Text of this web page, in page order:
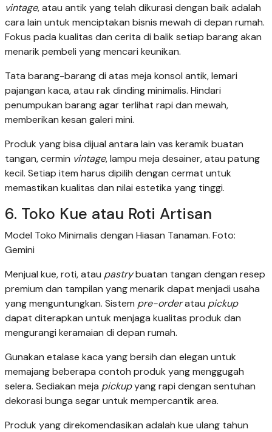
vintage, atau antik yang telah dikurasi dengan baik adalah
cara lain untuk menciptakan bisnis mewah di depan rumah.
Fokus pada kualitas dan cerita di balik setiap barang akan
menarik pembeli yang mencari keunikan.
Tata barang-barang di atas meja konsol antik, lemari
pajangan kaca, atau rak dinding minimalis. Hindari
penumpukan barang agar terlihat rapi dan mewah,
memberikan kesan galeri mini.
Produk yang bisa dijual antara lain vas keramik buatan
tangan, cermin vintage, lampu meja desainer, atau patung
kecil. Setiap item harus dipilih dengan cermat untuk
memastikan kualitas dan nilai estetika yang tinggi.
6. Toko Kue atau Roti Artisan
Model Toko Minimalis dengan Hiasan Tanaman. Foto:
Gemini
Menjual kue, roti, atau pastrybuatan tangan dengan resep
premium dan tampilan yang menarik dapat menjadi usaha
yang menguntungkan. Sistem pre-orderatau pickup
dapat diterapkan untuk menjaga kualitas produk dan
mengurangi keramaian di depan rumah.
Gunakan etalase kaca yang bersih dan elegan untuk
memajang beberapa contoh produk yang menggugah
selera. Sediakan meja pickupyang rapi dengan sentuhan
dekorasi bunga segar untuk mempercantik area.
Produk yang direkomendasikan adalah kue ulang tahun